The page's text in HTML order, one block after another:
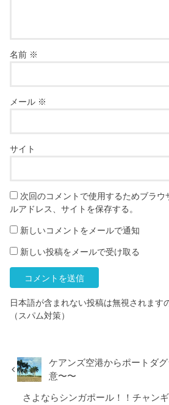
名前 ※
メール ※
サイト
次回のコメントで使用するためブラウ
ルアドレス、サイトを保存する。
新しいコメントをメールで通知
新しい投稿をメールで受け取る
日本語が含まれない投稿は無視されます
（スパム対策）
ケアンズ空港からポートダ
意〜〜
さよならシンガポール！！チャン